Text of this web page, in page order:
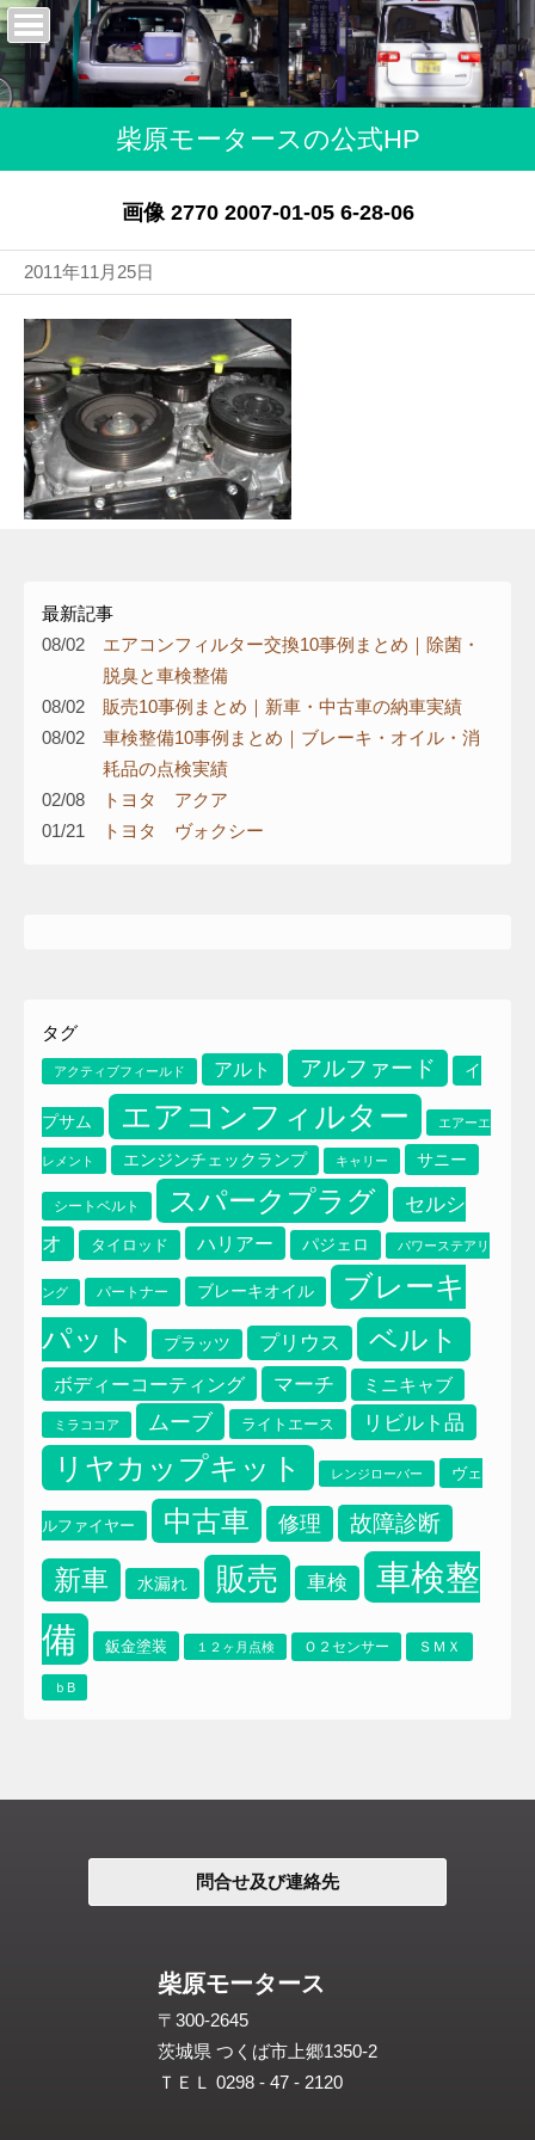
イプサム エアコンフィルター エアーエレメント
柴原モータースの公式HP
画像 2770 2007-01-05 6-28-06
2011年11月25日
最新記事
08/02
エアコンフィルター交換10事例まとめ｜除菌・
脱臭と車検整備
08/02
販売10事例まとめ｜新車・中古車の納車実績
08/02
車検整備10事例まとめ｜ブレーキ・オイル・消
耗品の点検実績
02/08
トヨタ アクア
01/21
トヨタ ヴォクシー
タグ
アクティブフィールド アルト アルファード イ
プサム エアコンフィルター エアーエ
レメント エンジンチェックランプ キャリー サニー
シートベルト スパークプラグ
セルシ
オ
タイロッド ハリアー パジェロ パワーステアリ
ング パートナー ブレーキオイル
ブレーキ
パット
プラッツ プリウス ベルト
ボディーコーティング マーチ ミニキャブ
ミラココア ムーブ ライトエース リビルト品
リヤカップキット レンジローバー ヴェ
ルファイヤー 中古車 修理 故障診断
新車 水漏れ 販売 車検
車検整
備
鈑金塗装 １２ヶ月点検 Ｏ２センサー ＳＭＸ
ｂB
問合せ及び連絡先
柴原モータース
〒300-2645
茨城県 つくば市上郷1350-2
ＴＥＬ 0298 - 47 - 2120